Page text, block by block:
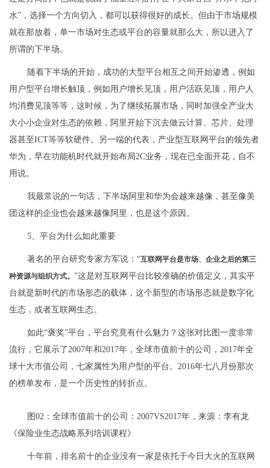
水”，选择一个方向切入，都可以获得很好的成长。但由于市场规模
就在那放着，单一市场对生态或平台的容量就那么大，所以进入了
所谓的下半场。
随着下半场的开始，成功的大型平台相互之间开始渗透，例如
用户型平台增长触顶，例如用户增长见顶，用户活跃见顶，用户人
均消费见顶等等，这时候，为了继续拓展市场，同时加强全产业大
大小小企业对生态的依赖，阿里开始下沉去做云计算、芯片、处理
器甚至ICT等等软硬件。另一端的代表，产业型互联网平台的领先者
华为，早在功能机时代就开始布局2C业务，现在已全面开花，自不
用说。
我最常说的一句话，下半场阿里和华为会越来越像，甚至像美
团这样的企业也会越来越像阿里，也是这个原因。
5、平台为什么如此重要
著名的平台研究专家方军说：“互联网平台是市场、企业之后的第三
种资源与组织方式。 ”这是对互联网平台比较准确的价值定义，其实平
台就是新时代的市场形态的载体，这个新型的市场形态就是数字化
生态，或者互联网生态。
如此“褒奖”平台，平台究竟有什么魅力？这张对比图一度非常
流行，它展示了2007年和2017年，全球市值前十的公司，2017年全
球十大市值公司，七家属性为用户型的平台。2016年七八月份那次
的榜单发布，是一个历史性的转折点。
图02：全球市值前十的公司：2007VS2017年，来源：李有龙
《保险业生态战略系列培训课程》
十年前，排名前十的企业没有一家是依托于今日大火的互联网